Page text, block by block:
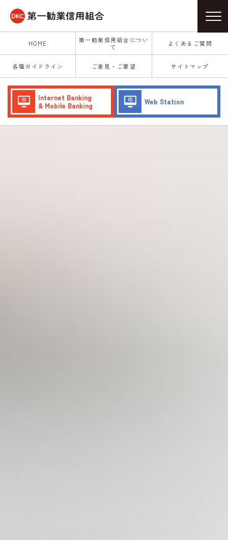
HOME
第一勧業信用組合につい
て
よくあるご質問
各種ガイドライン ご意見・ご要望 サイトマップ
Internet Banking
& Mobile Banking
Web Station